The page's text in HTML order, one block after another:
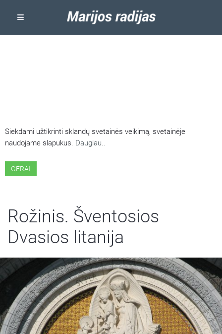
Siekdami užtikrinti sklandų svetainės veikimą, svetainėje
naudojame slapukus. Daugiau..
GERAI
Rožinis. Šventosios
Dvasios litanija